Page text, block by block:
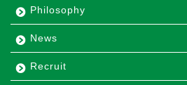
Philosophy
News
Recruit